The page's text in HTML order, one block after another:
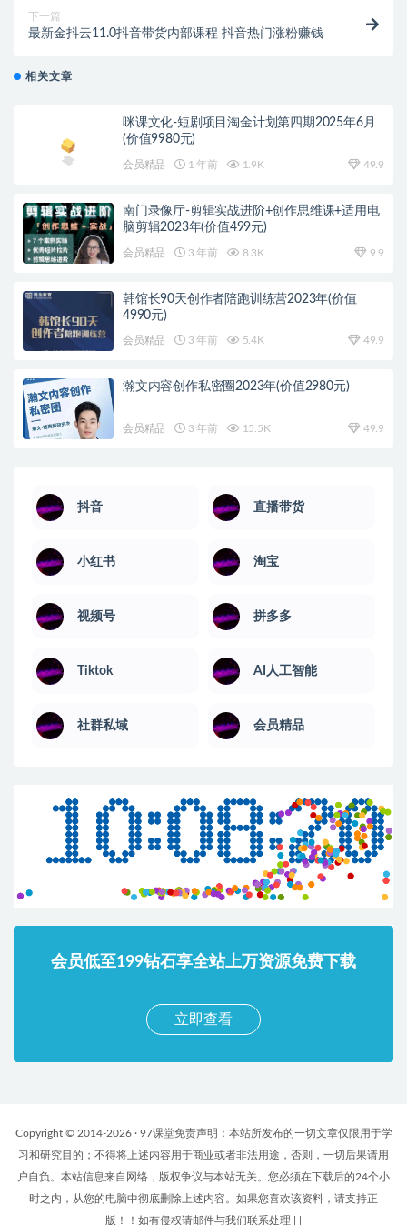
下一篇
最新金抖云11.0抖音带货内部课程 抖音热门涨粉赚钱
相关文章
咪课文化-短剧项目淘金计划第四期2025年6月
(价值9980元)
会员精品 1 年前 1.9K 49.9
南门录像厅-剪辑实战进阶+创作思维课+适用电
脑剪辑2023年(价值499元)
会员精品 3 年前 8.3K 9.9
韩馆长90天创作者陪跑训练营2023年(价值
4990元)
会员精品 3 年前 5.4K 49.9
瀚文内容创作私密圈2023年(价值2980元)
会员精品 3 年前 15.5K 49.9
抖音 直播带货
小红书 淘宝
视频号 拼多多
Tiktok AI人工智能
社群私域 会员精品
会员低至199钻石享全站上万资源免费下载
立即查看
Copyright © 2014-2026 · 97课堂免责声明：本站所发布的一切文章仅限用于学
习和研究目的；不得将上述内容用于商业或者非法用途，否则，一切后果请用
户自负。本站信息来自网络，版权争议与本站无关。您必须在下载后的24个小
时之内，从您的电脑中彻底删除上述内容。如果您喜欢该资料，请支持正
版！！如有侵权请邮件与我们联系处理